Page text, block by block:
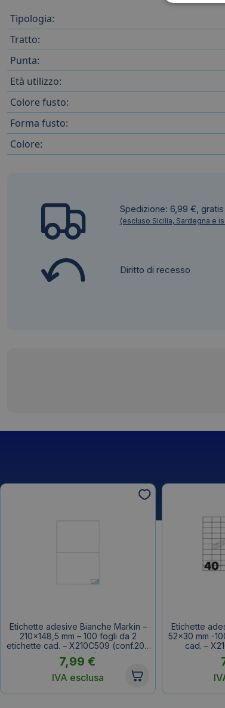
Tipologia:
Tratto:
Punta:
Età utilizzo:
Colore fusto:
Forma fusto:
Colore:
Spedizione: 6,99 €,
(escluso Sicilia, Sardegna e
Diritto di recesso
Etichette adesive Bianche Markin –
210×148,5 mm – 100 fogli da 2
etichette cad. – X210C509 (conf.200
etichette)
7,99 €
IVA esclusa
Etichette
52×30 mm -
cad. –